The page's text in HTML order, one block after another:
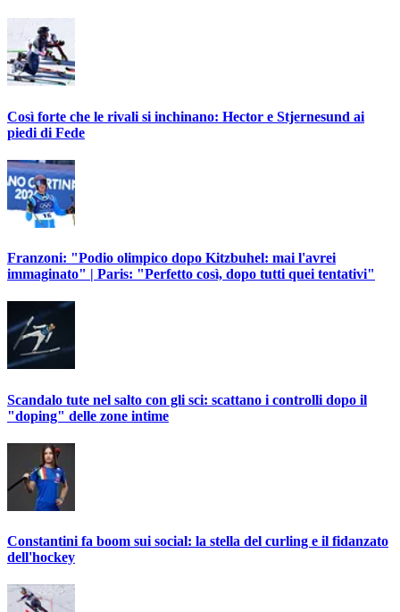
Così forte che le rivali si inchinano: Hector e Stjernesund ai
piedi di Fede
Franzoni: "Podio olimpico dopo Kitzbuhel: mai l'avrei
immaginato" | Paris: "Perfetto così, dopo tutti quei tentativi"
Scandalo tute nel salto con gli sci: scattano i controlli dopo il
"doping" delle zone intime
Constantini fa boom sui social: la stella del curling e il fidanzato
dell'hockey